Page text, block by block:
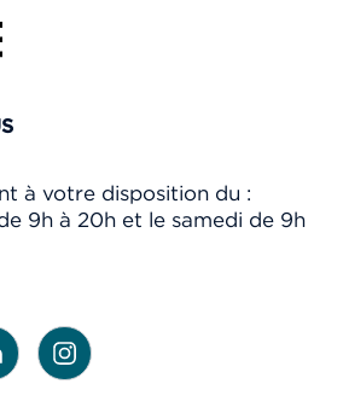
à votre disposition du :
9h à 20h et le samedi de 9h